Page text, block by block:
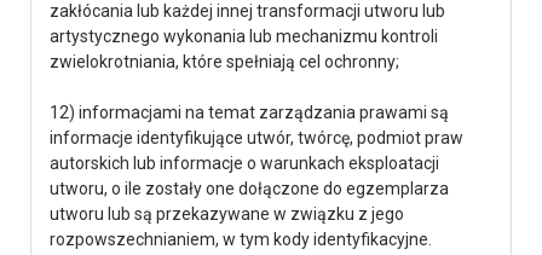
zakłócania lub każdej innej transformacji utworu lub
artystycznego wykonania lub mechanizmu kontroli
zwielokrotniania, które spełniają cel ochronny;
12) informacjami na temat zarządzania prawami są
informacje identyfikujące utwór, twórcę, podmiot praw
autorskich lub informacje o warunkach eksploatacji
utworu, o ile zostały one dołączone do egzemplarza
utworu lub są przekazywane w związku z jego
rozpowszechnianiem, w tym kody identyfikacyjne.